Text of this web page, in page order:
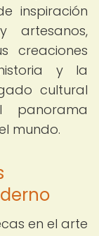
inspiración
artesanos,
creaciones
y la
cultural
panorama
mundo.
en el arte